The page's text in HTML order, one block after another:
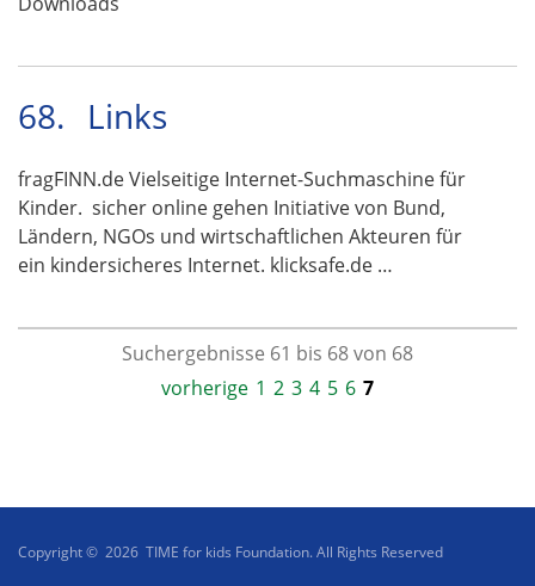
68. Links
fragFINN.de Vielseitige Internet-Suchmaschine für
Kinder. sicher online gehen Initiative von Bund,
Ländern, NGOs und wirtschaftlichen Akteuren für
ein kindersicheres Internet. klicksafe.de …
Suchergebnisse 61 bis 68 von 68
vorherige 1 2 3 4 5 6 7
Copyright © 2026 TIME for kids Foundation. All Rights Reserved